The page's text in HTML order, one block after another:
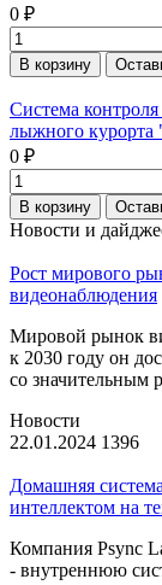
0 ₽
В корзину
Система
лыжного курорта
0 ₽
В корзину
Новости и
Рост мирового
видеонаблюдения
Мировой рынок
к 2030 году он
со значительным
Новости
22.01.2024 1396
Домашняя
интеллектом на
Компания Psync
- внутреннюю